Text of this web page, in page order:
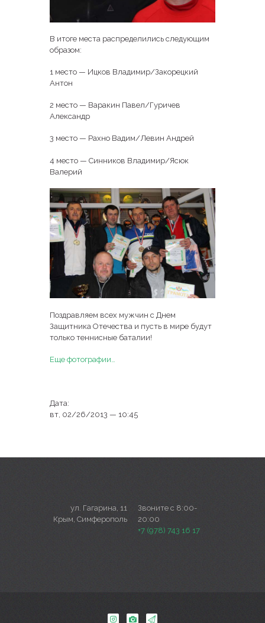
В итоге места распределились следующим
образом:
1 место — Ицков Владимир/Закорецкий
Антон
2 место — Варакин Павел/Гуричев
Александр
3 место — Рахно Вадим/Левин Андрей
4 место — Синников Владимир/Ясюк
Валерий
Поздравляем всех мужчин с Днем
Защитника Отечества и пусть в мире будут
только теннисные баталии!
Еще фотографии…
Дата:
вт, 02/26/2013 — 10:45
ул. Гагарина, 11
Крым, Симферополь
Звоните с 8:00-
20:00
+7 (978) 743 16 17